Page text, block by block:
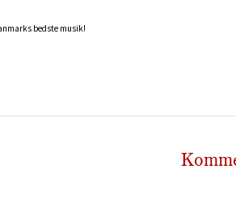
bedste musik!